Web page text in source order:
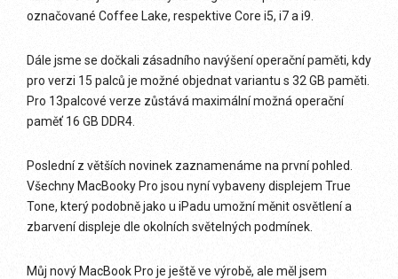
označované Coffee Lake, respektive Core i5, i7 a i9.
Dále jsme se dočkali zásadního navýšení operační paměti, kdy
pro verzi 15 palců je možné objednat variantu s 32 GB paměti.
Pro 13palcové verze zůstává maximální možná operační
paměť 16 GB DDR4.
Poslední z větších novinek zaznamenáme na první pohled.
Všechny MacBooky Pro jsou nyní vybaveny displejem True
Tone, který podobně jako u iPadu umožní měnit osvětlení a
zbarvení displeje dle okolních světelných podmínek.
Můj nový MacBook Pro je ještě ve výrobě, ale měl jsem